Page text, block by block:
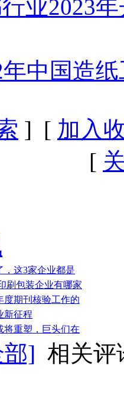
行业2023
年中国造
] [ 加入
[
，这3家企业都是
刷包装企业有哪家
度期刊核验工作的
新征程
将重塑，巨头们在
] 相关评